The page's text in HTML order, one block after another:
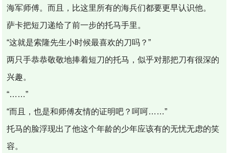
海军师傅。而且，比这里所有的海兵们都要更早认识他。
萨卡把短刀递给了前一步的托马手里。
“这就是索隆先生小时候最喜欢的刀吗？”
两只手恭恭敬敬地捧着短刀的托马，似乎对那把刀有很深的
兴趣。
“……”
“而且，也是和师傅友情的证明吧？呵呵……”
托马的脸浮现出了他这个年龄的少年应该有的无忧无虑的笑
容。